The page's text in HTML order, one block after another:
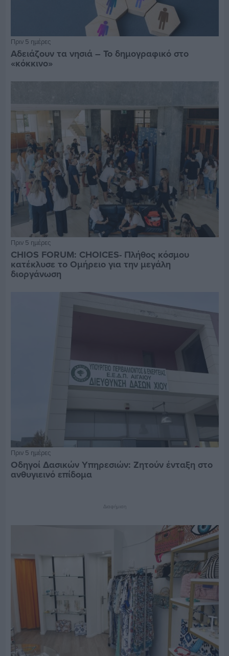
Πριν 5 ημέρες
Αδειάζουν τα νησιά – Το δημογραφικό στο
«κόκκινο»
Πριν 5 ημέρες
CHIOS FORUM: CHOICES- Πλήθος κόσμου
κατέκλυσε το Ομήρειο για την μεγάλη
διοργάνωση
Πριν 5 ημέρες
Οδηγοί Δασικών Υπηρεσιών: Ζητούν ένταξη στο
ανθυγιεινό επίδομα
Διαφήμιση